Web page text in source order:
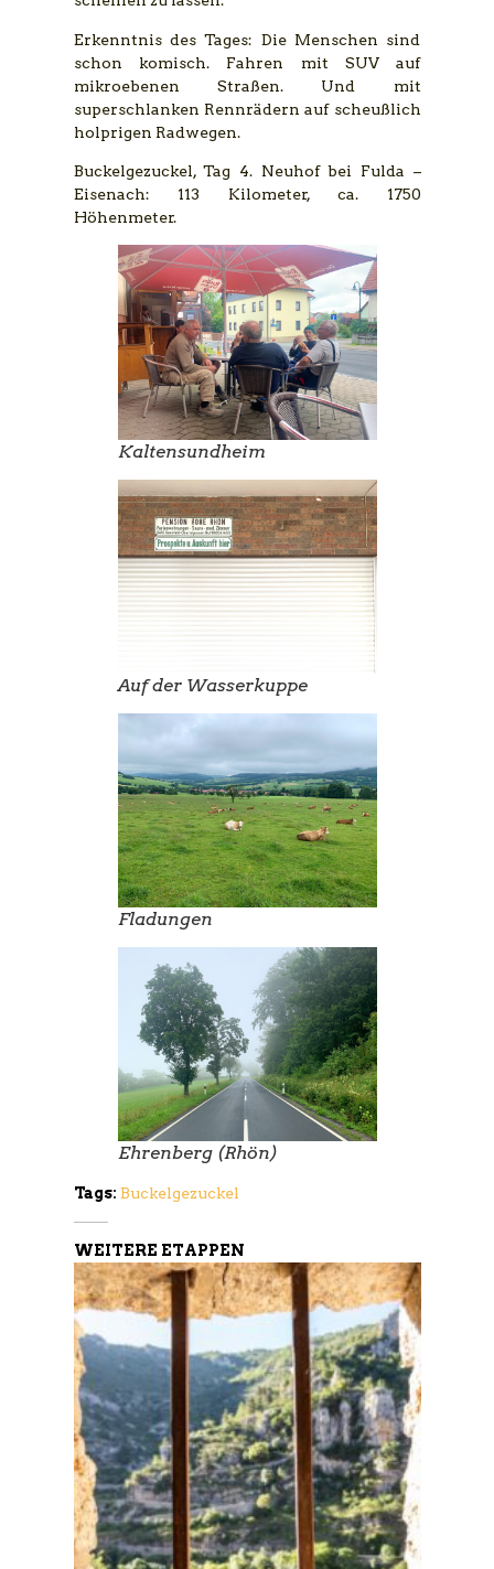
Erkenntnis des Tages: Die Menschen sind
schon komisch. Fahren mit SUV auf
mikroebenen Straßen. Und mit
superschlanken Rennrädern auf scheußlich
holprigen Radwegen.
Buckelgezuckel, Tag 4. Neuhof bei Fulda –
Eisenach: 113 Kilometer, ca. 1750
Höhenmeter.
Kaltensundheim
Auf der Wasserkuppe
Fladungen
Ehrenberg (Rhön)
Tags: Buckelgezuckel
WEITERE ETAPPEN